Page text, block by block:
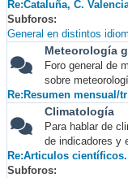
Re:Cataluña, C.
Subforos
General en distintos
Meteorología
Foro general de
sobre
Re:Resumen mensual/
Climatología
Para hablar de
de indicadores y
Re:Articulos
Subforos